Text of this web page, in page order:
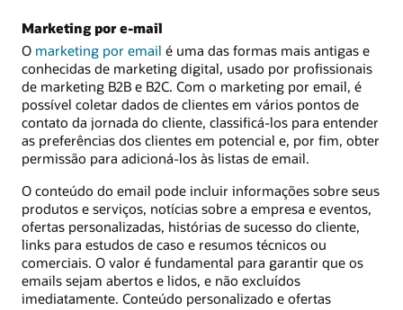
Marketing por e-mail
O marketing por email é uma das formas mais antigas e
conhecidas de marketing digital, usado por profissionais
de marketing B2B e B2C. Com o marketing por email, é
possível coletar dados de clientes em vários pontos de
contato da jornada do cliente, classificá-los para entender
as preferências dos clientes em potencial e, por fim, obter
permissão para adicioná-los às listas de email.
O conteúdo do email pode incluir informações sobre seus
produtos e serviços, notícias sobre a empresa e eventos,
ofertas personalizadas, histórias de sucesso do cliente,
links para estudos de caso e resumos técnicos ou
comerciais. O valor é fundamental para garantir que os
emails sejam abertos e lidos, e não excluídos
imediatamente. Conteúdo personalizado e ofertas